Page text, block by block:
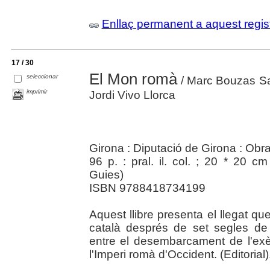
Enllaç permanent a aquest
17 / 30
seleccionar
imprimir
El Mon romà/ Marc Bouzas
Jordi Vivo Llorca
Girona : Diputació de Girona :
96 p. : pral. il. col. ; 20 * 20
Guies)
ISBN 9788418734199
Aquest llibre presenta el llegat
català després de set segles
entre el desembarcament de
l'Imperi romà d'Occident.